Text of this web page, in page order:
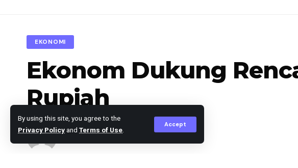
By using this site, you agree to the
Privacy Policyand Terms of Use
Accept
EKONOMI
Ekonom Dukung
Rupiah
berita Published November 13, 2025